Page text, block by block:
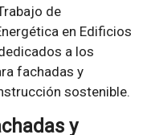
de
en Edificios
a los
fachadas y
sostenible.
y